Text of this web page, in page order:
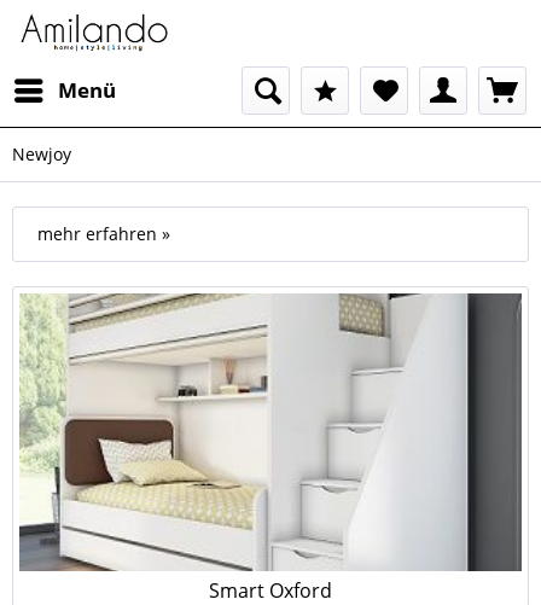
Menü
Newjoy
mehr erfahren »
Smart Oxford